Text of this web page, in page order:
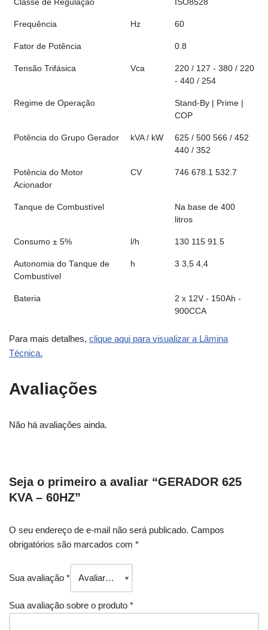
Classe de Regulação ISO8528
Frequência Hz 60
Fator de Potência 0.8
Tensão Trifásica Vca
220 / 127 - 380 / 220
- 440 / 254
Regime de Operação
Stand-By | Prime |
COP
Potência do Grupo Gerador kVA / kW
625 / 500 566 / 452
440 / 352
Potência do Motor
Acionador
CV 746 678.1 532.7
Tanque de Combustível
Na base de 400
litros
Consumo ± 5% l/h 130 115 91.5
Autonomia do Tanque de
Combustível
h 3 3,5 4,4
Bateria
2 x 12V - 150Ah -
900CCA
Para mais detalhes, clique aqui para visualizar a Lâmina
Técnica.
Avaliações
Não há avaliações ainda.
Seja o primeiro a avaliar “GERADOR 625
KVA – 60HZ”
O seu endereço de e-mail não será publicado. Campos
obrigatórios são marcados com *
Sua avaliação *
Sua avaliação sobre o produto *